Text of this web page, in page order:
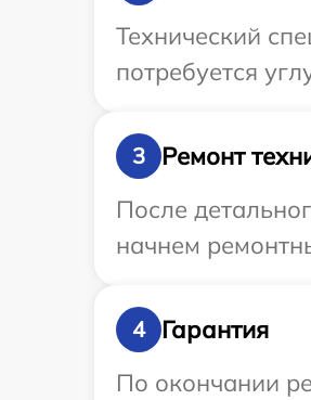
Технический
потребуется
3
Ремонт
После
начнем
4
Гарантия
По окончании